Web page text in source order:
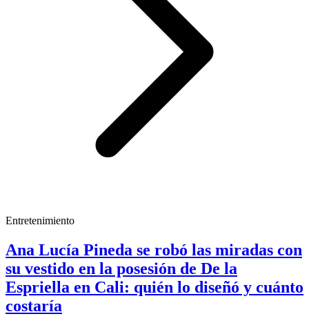
Entretenimiento
Ana Lucía Pineda se robó las miradas con
su vestido en la posesión de De la
Espriella en Cali: quién lo diseñó y cuánto
costaría